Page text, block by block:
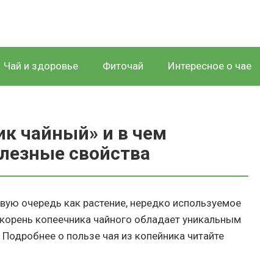
Чай и здоровье Фиточай Интересное о чае
чайный» и в чем
свойства
очередь как растение, нередко используемое
копеечника чайного обладает уникальным
о пользе чая из копейника читайте